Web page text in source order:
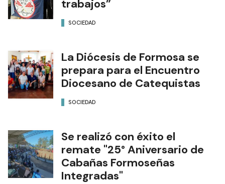
trabajos”
SOCIEDAD
La Diócesis de Formosa se
prepara para el Encuentro
Diocesano de Catequistas
SOCIEDAD
Se realizó con éxito el
remate "25° Aniversario de
Cabañas Formoseñas
Integradas"